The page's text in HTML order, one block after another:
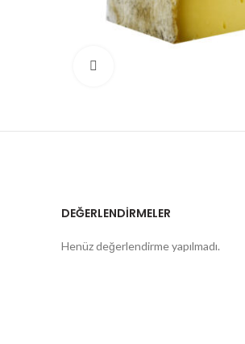
DEĞERLENDIRMELER
Henüz değerlendirme yapılmadı.